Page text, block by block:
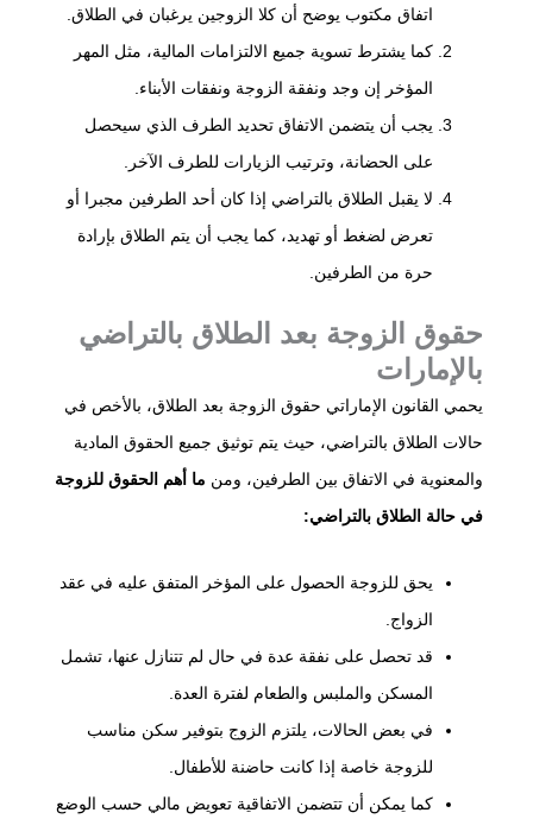
اتفاق مكتوب يوضح أن كلا الزوجين يرغبان في الطلاق.
كما يشترط تسوية جميع الالتزامات المالية، مثل المهر
المؤخر إن وجد ونفقة الزوجة ونفقات الأبناء.
يجب أن يتضمن الاتفاق تحديد الطرف الذي سيحصل
على الحضانة، وترتيب الزيارات للطرف الآخر.
لا يقبل الطلاق بالتراضي إذا كان أحد الطرفين مجبرا أو
تعرض لضغط أو تهديد، كما يجب أن يتم الطلاق بإرادة
حرة من الطرفين.
حقوق الزوجة بعد الطلاق بالتراضي
بالإمارات
يحمي القانون الإماراتي حقوق الزوجة بعد الطلاق، بالأخص في
حالات الطلاق بالتراضي، حيث يتم توثيق جميع الحقوق المادية
والمعنوية في الاتفاق بين الطرفين، ومن ما أهم الحقوق للزوجة
في حالة الطلاق بالتراضي:
يحق للزوجة الحصول على المؤخر المتفق عليه في عقد
الزواج.
قد تحصل على نفقة عدة في حال لم تتنازل عنها، تشمل
المسكن والملبس والطعام لفترة العدة.
في بعض الحالات، يلتزم الزوج بتوفير سكن مناسب
للزوجة خاصة إذا كانت حاضنة للأطفال.
كما يمكن أن تتضمن الاتفاقية تعويض مالي حسب الوضع